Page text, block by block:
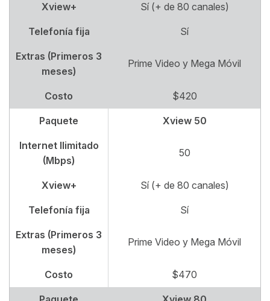
Xview+ Sí (+ de 80 canales)
Telefonía fija Sí
Extras (Primeros 3
meses)
Prime Video y Mega Móvil
Costo $420
Paquete Xview 50
Internet Ilimitado
(Mbps)
50
Xview+ Sí (+ de 80 canales)
Telefonía fija Sí
Extras (Primeros 3
meses)
Prime Video y Mega Móvil
Costo $470